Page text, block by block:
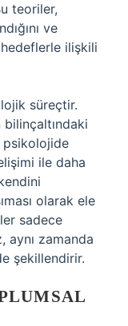
teoriler,
ve
ilişkili
süreçtir.
bilinçaltındaki
psikolojide
ile daha
olarak ele
sadece
aynı zamanda
şekillendirir.